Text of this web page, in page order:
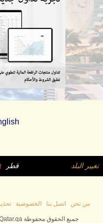
قطر تغيير البلد
من نحن اتصل بنا الخصوصية
حقوق الطبع والنشر © عام 2025 ForexQatar.qa جميع الحقوق محفوظة